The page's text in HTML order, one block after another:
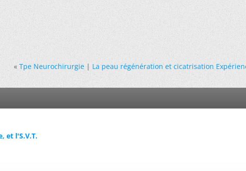
« Tpe Neurochirurgie|La peau régénération et cicatrisation
et l'S.V.T.